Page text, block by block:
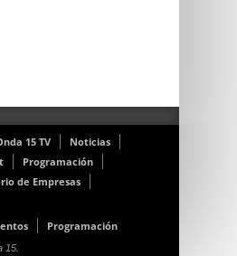
15 TV
Noticias
Programación
de Empresas
Programación
15.